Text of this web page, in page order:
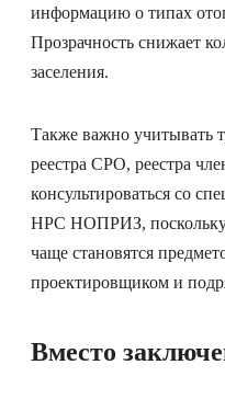
информацию о типах
Прозрачность снижает
заселения.
Также важно учитывать
реестра СРО, реестра
консультироваться со
НРС НОПРИЗ, поскольку
чаще становятся
проектировщиком и
Вместо